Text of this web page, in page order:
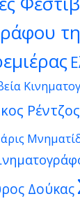
Ρέντζος
Δούκας